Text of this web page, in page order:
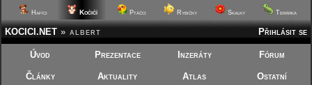
Hafíci Kočičí Ptáčci Rybičky Skalky Terárka
Přihlásit se
KOCICI.NET » albert
Úvod Prezentace Inzeráty Fórum
Články Aktuality Atlas
Ostatní